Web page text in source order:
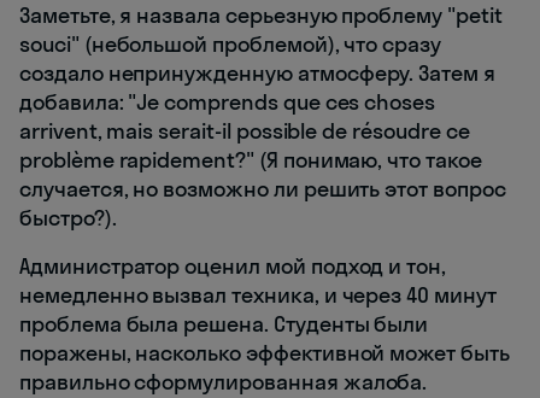
Заметьте, я назвала серьезную проблему "petit
souci" (небольшой проблемой), что сразу
создало непринужденную атмосферу. Затем я
добавила: "Je comprends que ces choses
arrivent, mais serait-il possible de résoudre ce
problème rapidement?" (Я понимаю, что такое
случается, но возможно ли решить этот вопрос
быстро?).
Администратор оценил мой подход и тон,
немедленно вызвал техника, и через 40 минут
проблема была решена. Студенты были
поражены, насколько эффективной может быть
правильно сформулированная жалоба.